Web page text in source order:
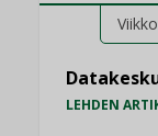
Viikko
LEHDEN